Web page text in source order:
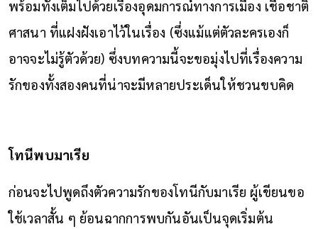
พร้อมทั้งเต็มไปด้วยเรื่องอุดมการณ์ทางการเมือง เชื้อชาติ
ศาสนา ที่แฝงฝังเอาไว้ในเรื่อง (ซึ่งแม้แต่ตัวละครเองก็
อาจจะไม่รู้ตัวด้วย) ซึ่งบทความนี้จะขอมุ่งไปที่เรื่องความ
รักของทั้งสองคนที่น่าจะมีหลายประเด็นให้ชวนขบคิด
โทนีพบมาเรีย
ก่อนจะไปพูดถึงตัวความรักของโทนีกับมาเรีย ผู้เขียนขอ
ใช้เวลาสั้น ๆ ย้อนฉากการพบกันอันเป็นจุดเริ่มต้น